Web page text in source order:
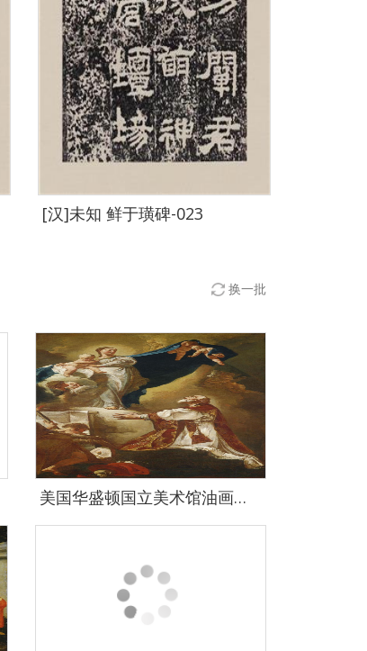
[汉]未知 鲜于璜碑-023
换一批
美国华盛顿国立美术馆油画藏画-1467